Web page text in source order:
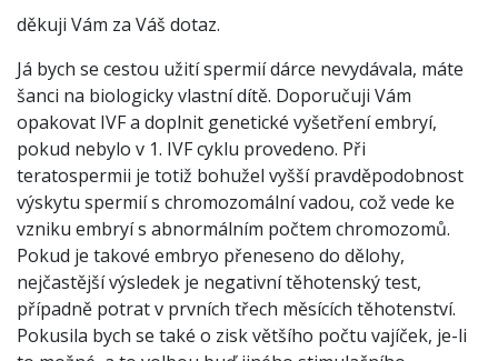
děkuji Vám za Váš dotaz.
Já bych se cestou užití spermií dárce nevydávala, máte
šanci na biologicky vlastní dítě. Doporučuji Vám
opakovat IVF a doplnit genetické vyšetření embryí,
pokud nebylo v 1. IVF cyklu provedeno. Při
teratospermii je totiž bohužel vyšší pravděpodobnost
výskytu spermií s chromozomální vadou, což vede ke
vzniku embryí s abnormálním počtem chromozomů.
Pokud je takové embryo přeneseno do dělohy,
nejčastější výsledek je negativní těhotenský test,
případně potrat v prvních třech měsících těhotenství.
Pokusila bych se také o zisk většího počtu vajíček, je-li